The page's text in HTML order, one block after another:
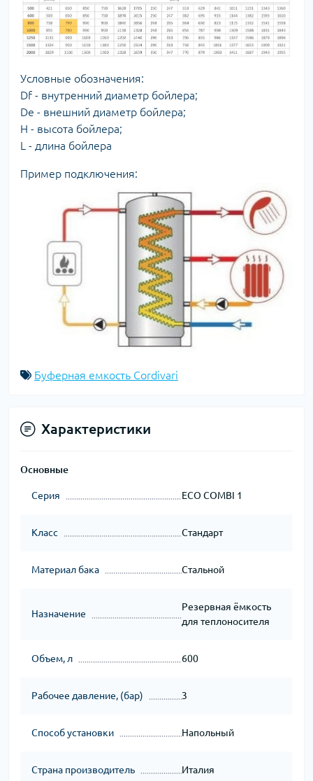
Условные обозначения:
Df - внутренний диаметр бойлера;
De - внешний диаметр бойлера;
Н - высота бойлера;
L - длина бойлера
Пример подключения:
Буферная емкость Cordivari
Характеристики
Основные
Серия ECO COMBI 1
Класс Стандарт
Материал бака Стальной
Назначение
Резервная ёмкость
для теплоносителя
Объем, л 600
Рабочее давление, (бар) 3
Способ установки Напольный
Страна производитель Италия